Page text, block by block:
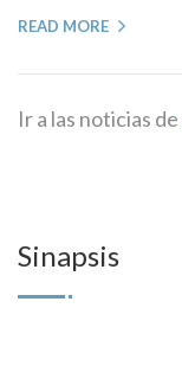
READ MORE
Ir a las noticias de
Sinapsis